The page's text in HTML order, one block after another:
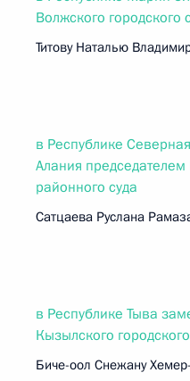
Волжского городского
Титову Наталью
в Республике
Алания
районного суда
Сатцаева Руслана
в Республике Тыва
Кызылского
Биче-оол Снежану